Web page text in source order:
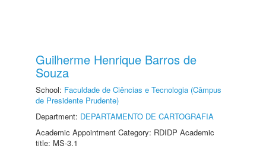
Guilherme Henrique Barros de
Souza
School: Faculdade de Ciências e Tecnologia (Câmpus
de Presidente Prudente)
Department: DEPARTAMENTO DE CARTOGRAFIA
Academic Appointment Category: RDIDP Academic
title: MS-3.1